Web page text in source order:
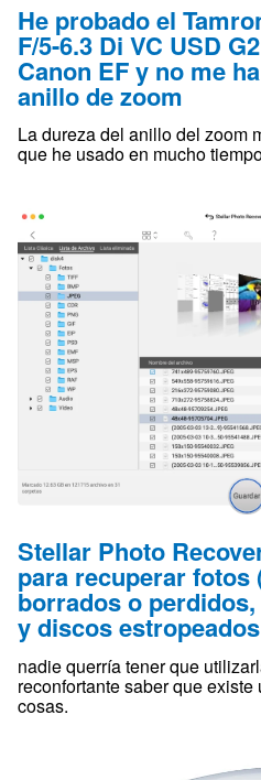
He probado el
F/5-6.3 Di VC USD
Canon EF y no me
anillo de zoom
La dureza del anillo del zoom
que he usado en mucho
Stellar Photo
para recuperar fotos
borrados o
y discos estropeados
nadie querría tener que
reconfortante saber que
cosas.